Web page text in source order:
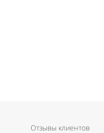
Отзывы клиентов